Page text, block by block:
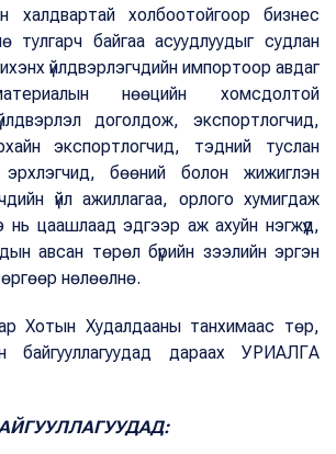
халдвартай холбоотойгоор бизнес
тулгарч байгаа асуудлуудыг судлан
үйлдвэрлэгчдийн импортоор авдаг
нөөцийн хомсдолтой
доголдож, экспортлогчид,
экспортлогчид, тэдний туслан
бөөний болон жижиглэн
үйл ажиллагаа, орлого хумигдаж
цаашлаад эдгээр аж ахуйн нэгжүүд,
авсан төрөл бүрийн зээлийн эргэн
нөлөөлнө.
Хотын Худалдааны танхимаас төр,
байгууллагуудад дараах УРИАЛГА